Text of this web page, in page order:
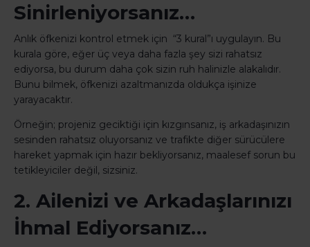
Sinirleniyorsanız…
Anlık öfkenizi kontrol etmek için “3 kural”ı uygulayın. Bu
kurala göre, eğer üç veya daha fazla şey sizi rahatsız
ediyorsa, bu durum daha çok sizin ruh halinizle alakalıdır.
Bunu bilmek, öfkenizi azaltmanızda oldukça işinize
yarayacaktır.
Örneğin; projeniz geciktiği için kızgınsanız, iş arkadaşınızın
sesinden rahatsız oluyorsanız ve trafikte diğer sürücülere
hareket yapmak için hazır bekliyorsanız, maalesef sorun bu
tetikleyiciler değil, sizsiniz.
2. Ailenizi ve Arkadaşlarınızı
İhmal Ediyorsanız…